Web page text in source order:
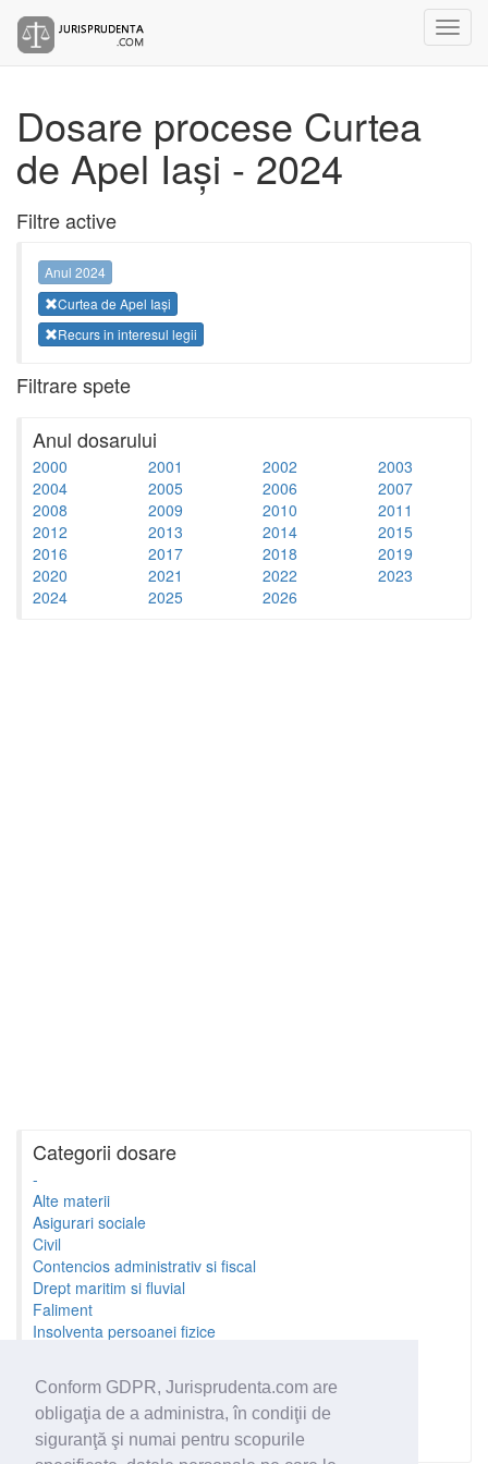
Conform GDPR, Jurisprudenta.com are
obligaţia de a administra, în condiţii de
siguranţă şi numai pentru scopurile
Dosare procese Curtea
de Apel Iași - 2024
Filtre active
Anul 2024
Curtea de Apel Iași
Recurs in interesul legii
Filtrare spete
Anul dosarului
2000 2001 2002
2003
2004
2005 2006
2007
2008
2009 2010
2011
2012
2013 2014
2015
2016
2017 2018
2019
2020
2021 2022
2023
2024
2025 2026
Categorii dosare
-
Alte materii
Asigurari sociale
Civil
Contencios administrativ si fiscal
Drept maritim si fluvial
Faliment
Insolventa persoanei fizice
Minori si familie
Penal
Proprietate Intelectuala